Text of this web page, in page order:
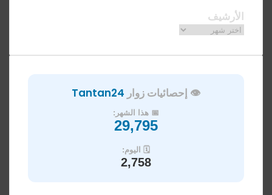
الأرشيف
الأرشيف
👁️ إحصائيات زوار Tantan24
📅 هذا الشهر:
29,795
🗓️ اليوم:
2,758